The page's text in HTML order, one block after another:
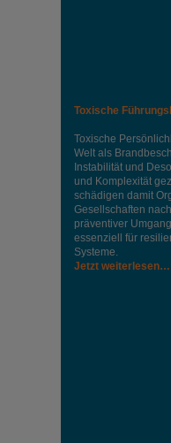
Toxische
Toxische
Welt als
Instabilität und
und Komplexität
schädigen damit
Gesellschaften
präventiver
essenziell für
Systeme.
Jetzt weiterlesen…